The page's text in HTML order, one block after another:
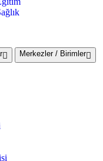
Merkezler / Birimler